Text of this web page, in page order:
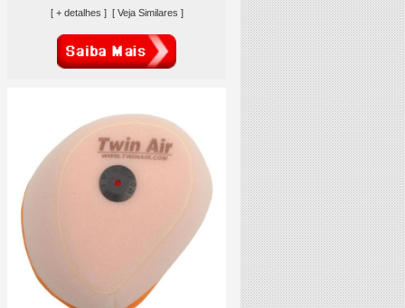
[ + detalhes ] [ Veja Similares ]